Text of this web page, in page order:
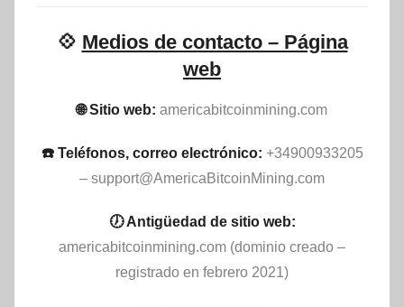
💠 Medios de contacto – Página
web
🌐 Sitio web: americabitcoinmining.com
☎️ Teléfonos, correo electrónico: +34900933205
– support@AmericaBitcoinMining.com
🕖 Antigüedad de sitio web:
americabitcoinmining.com (dominio creado –
registrado en febrero 2021)